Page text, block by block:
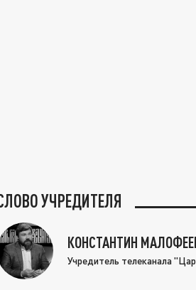
УЧРЕДИТЕЛЯ
КОНСТАНТИН
Учредитель телеканала